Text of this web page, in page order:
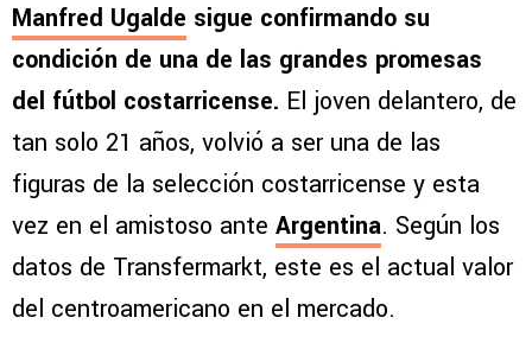
Manfred Ugalde sigue confirmando su
condición de una de las grandes promesas
del fútbol costarricense. El joven delantero, de
tan solo 21 años, volvió a ser una de las
figuras de la selección costarricense y esta
vez en el amistoso ante Argentina. Según los
datos de Transfermarkt, este es el actual valor
del centroamericano en el mercado.